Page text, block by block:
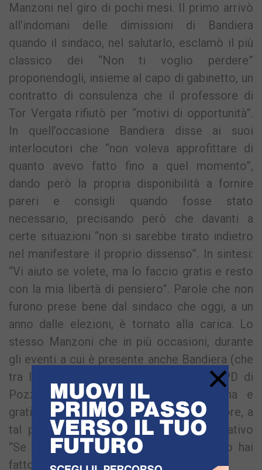
Manzoni nel giro di pochi mesi. Il primo arrivò
all’indomani delle dimissioni di Bandiera
quando il sindaco, nel salutarlo, esclamò il più
classico dei “Non ti voglio perdere”
proponendogli, insieme al capo di gabinetto, un
contratto di consulenza che il professore di
Tor Vergata rifiutò per “motivi di opportunità”.
In quell’occasione Bandiera disse ai suoi
interlocutori che “non voleva approfittare di
quanto avevo fatto fino a quel momento”,
dando però la propria disponibilità a fornire
pareri e consigli quando fosse stato
necessario, precisando però che davanti a
certe situazioni “non si sarebbe tirato indietro
nel manifestare il proprio dissenso”. In sintesi:
“Vi aiuto se volete, ma lo faccio gratis e resto
con la mia libertà di pensiero”. Parole che non
furono prese bene dal sindaco che oggi, a un
anno dalle elezioni, è tornato alla carica. Lo
stesso Manzoni che in più occasioni, durante
gli eventi a cui è presente anche Bandiera (che
tra l’altro è un componente attivo del PD di
Pozzuoli) ha sempre manifestato stima e
gratitudine per il lavoro svolto da assessore, a
tal punto da rendere legittimo l’interrogativo
“Se stava lavorando così bene perché lo hai
fatto dimettere?”.
×